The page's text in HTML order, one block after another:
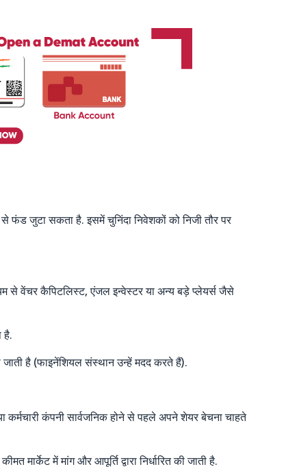
फंड जुटा सकता है. इसमें चुनिंदा निवेशकों को निजी तौर पर
से वेंचर कैपिटलिस्ट, एंजल इन्वेस्टर या अन्य बड़े प्लेयर्स जैसे
है.
जाती है (फाइनेंशियल संस्थान उन्हें मदद करते हैं).
कंपनी सार्वजनिक होने से पहले अपने शेयर बेचना चाहते
में मांग और आपूर्ति द्वारा निर्धारित की जाती है.